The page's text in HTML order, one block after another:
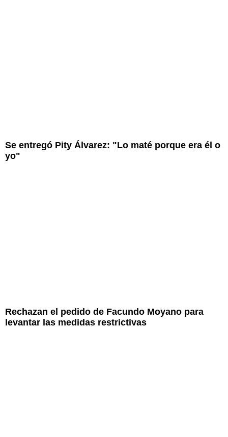
Se entregó Pity Álvarez: "Lo maté porque era él o
yo"
Rechazan el pedido de Facundo Moyano para
levantar las medidas restrictivas